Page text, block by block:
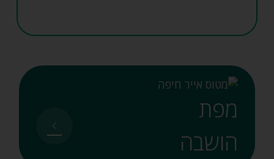
מפת
הושבה
chevron_left